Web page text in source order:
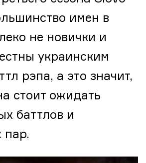
имен в
не новички и
украинским
рэпа, а это значит,
стоит ожидать
баттлов и
пар.